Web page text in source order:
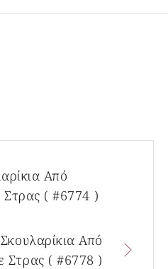
Από
( #6774 )
Από
Στρας ( #6778 )